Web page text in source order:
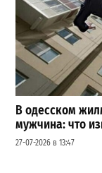
В одесском
мужчина: что
27-07-2026 в 13:47